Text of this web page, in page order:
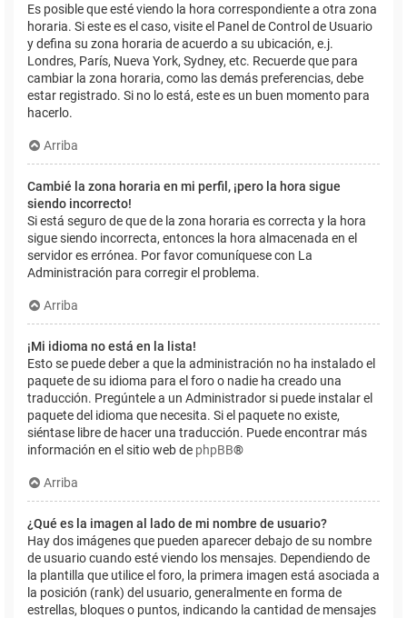
Es posible que esté viendo la hora correspondiente a otra zona
horaria. Si este es el caso, visite el Panel de Control de Usuario
y defina su zona horaria de acuerdo a su ubicación, e.j.
Londres, París, Nueva York, Sydney, etc. Recuerde que para
cambiar la zona horaria, como las demás preferencias, debe
estar registrado. Si no lo está, este es un buen momento para
hacerlo.
Arriba
Cambié la zona horaria en mi perfil, ¡pero la hora sigue
siendo incorrecto!
Si está seguro de que de la zona horaria es correcta y la hora
sigue siendo incorrecta, entonces la hora almacenada en el
servidor es errónea. Por favor comuníquese con La
Administración para corregir el problema.
Arriba
¡Mi idioma no está en la lista!
Esto se puede deber a que la administración no ha instalado el
paquete de su idioma para el foro o nadie ha creado una
traducción. Pregúntele a un Administrador si puede instalar el
paquete del idioma que necesita. Si el paquete no existe,
siéntase libre de hacer una traducción. Puede encontrar más
información en el sitio web de phpBB®
Arriba
¿Qué es la imagen al lado de mi nombre de usuario?
Hay dos imágenes que pueden aparecer debajo de su nombre
de usuario cuando esté viendo los mensajes. Dependiendo de
la plantilla que utilice el foro, la primera imagen está asociada a
la posición (rank) del usuario, generalmente en forma de
estrellas, bloques o puntos, indicando la cantidad de mensajes